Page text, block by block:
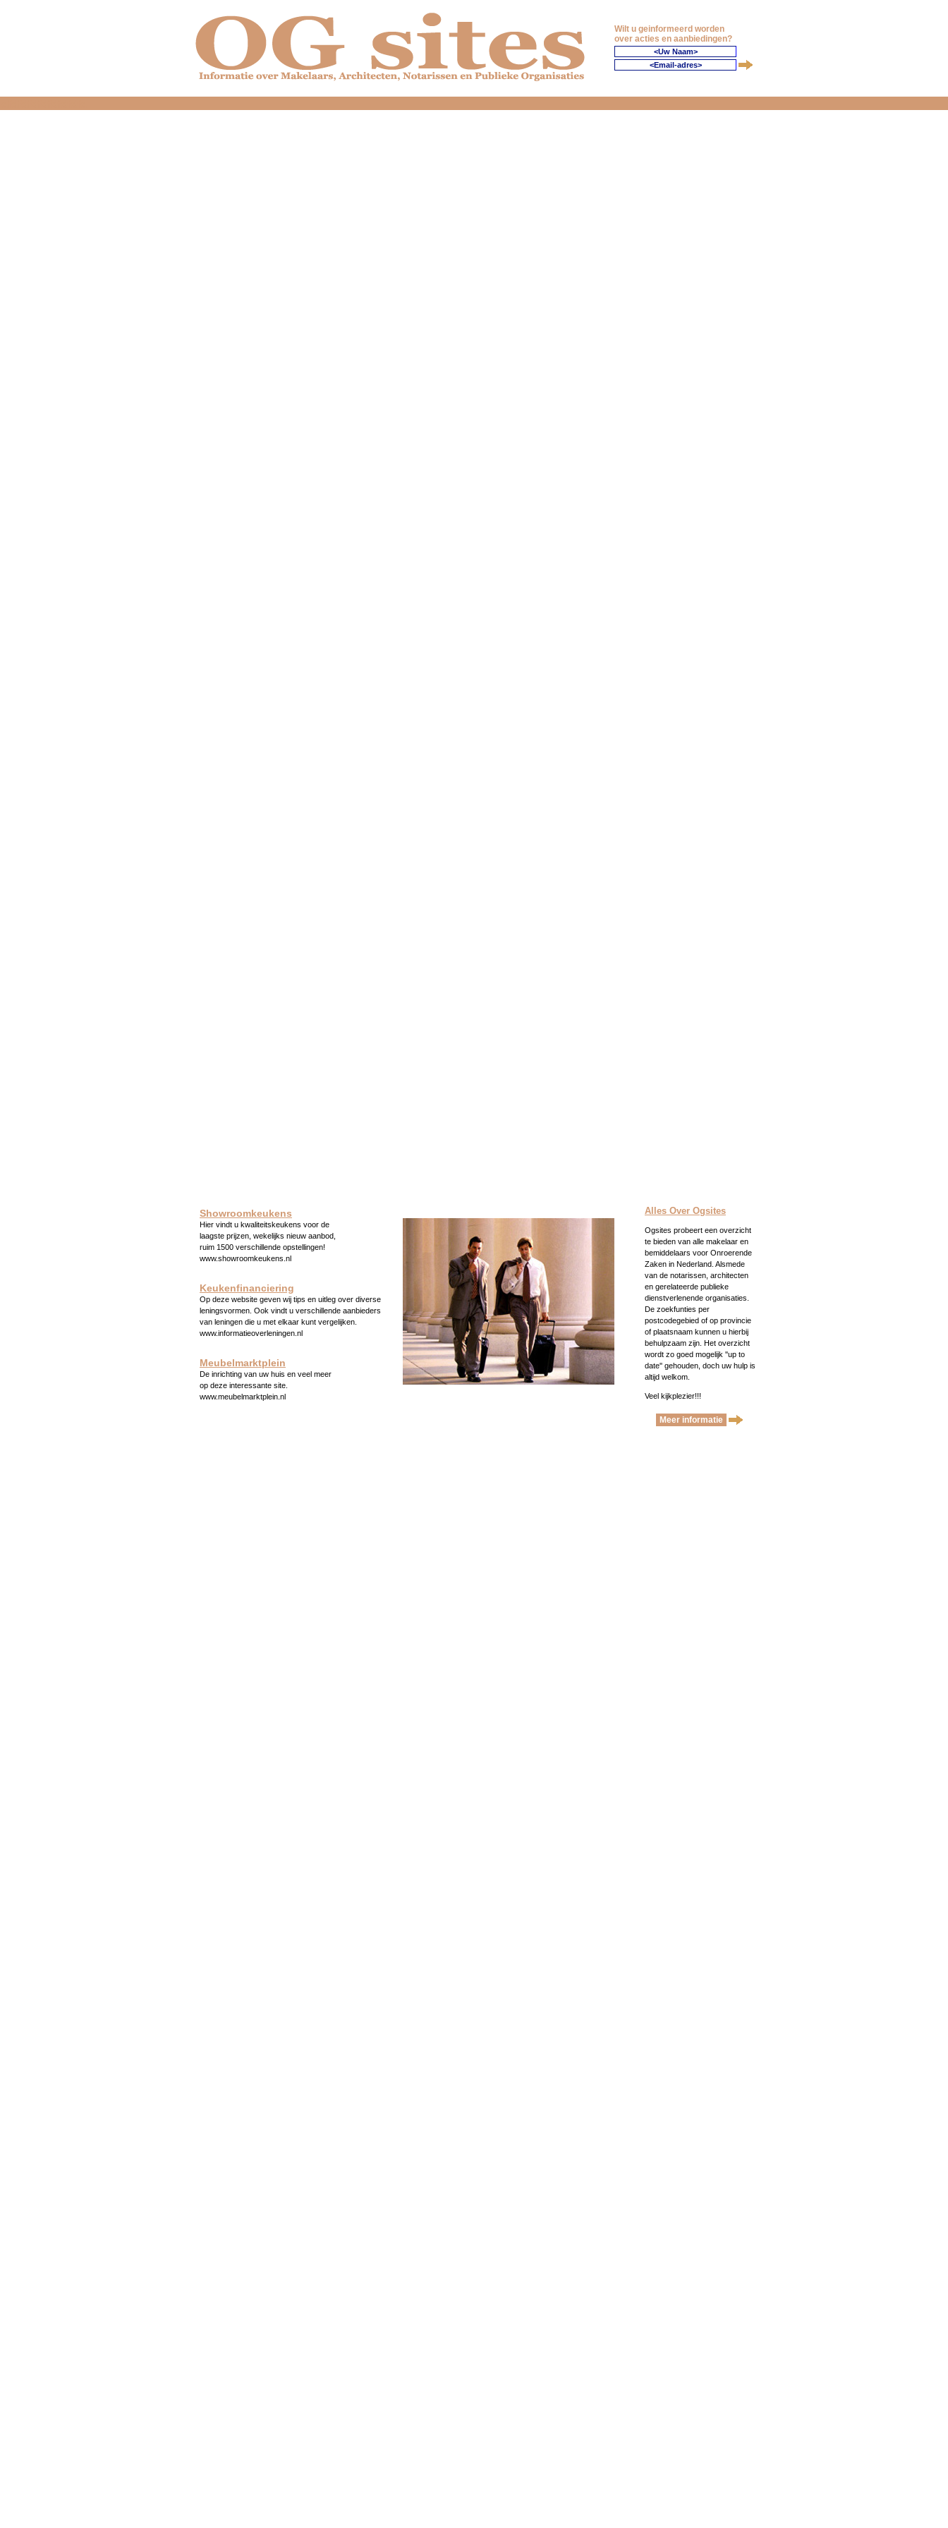
Wilt u geinformeerd worden
over acties en aanbiedingen?
Showroomkeukens
Hier vindt u kwaliteitskeukens voor de
laagste prijzen, wekelijks nieuw aanbod,
ruim 1500 verschillende opstellingen!
www.showroomkeukens.nl
Keukenfinanciering
Op deze website geven wij tips en uitleg over diverse
leningsvormen. Ook vindt u verschillende aanbieders
van leningen die u met elkaar kunt vergelijken.
www.informatieoverleningen.nl
Meubelmarktplein
De inrichting van uw huis en veel meer
op deze interessante site.
www.meubelmarktplein.nl
Alles Over Ogsites
Ogsites probeert een overzicht
te bieden van alle makelaar en
bemiddelaars voor Onroerende
Zaken in Nederland. Alsmede
van de notarissen, architecten
en gerelateerde publieke
dienstverlenende organisaties.
De zoekfunties per
postcodegebied of op provincie
of plaatsnaam kunnen u hierbij
behulpzaam zijn. Het overzicht
wordt zo goed mogelijk ''up to
date'' gehouden, doch uw hulp is
altijd welkom.
Veel kijkplezier!!!
Meer informatie